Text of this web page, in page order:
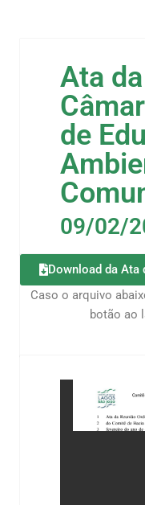
Ata
de
09/02/
Download da Ata
Caso o arquivo
botão ao